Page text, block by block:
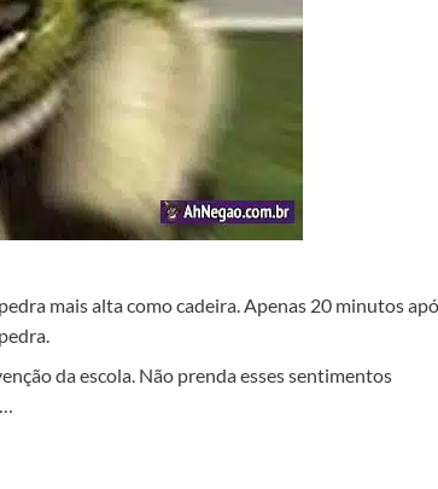
mais alta como cadeira. Apenas 20 minutos
da escola. Não prenda esses sentimentos